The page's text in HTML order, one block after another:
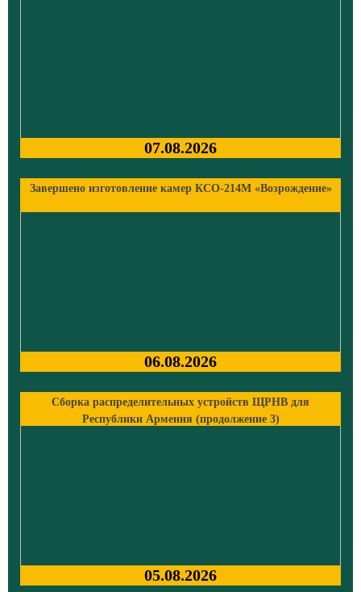
07.08.2026
Завершено изготовление камер КСО-214М «Возрождение»
06.08.2026
Сборка распределительных устройств ЩРНВ для
Республики Армения (продолжение 3)
05.08.2026